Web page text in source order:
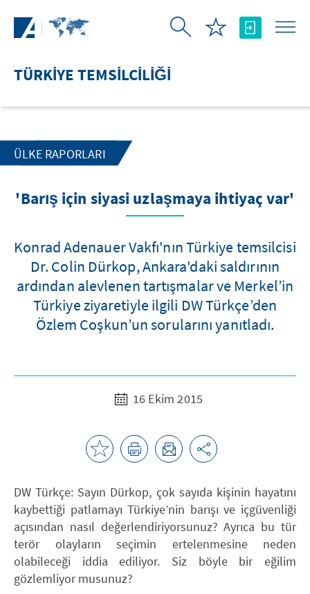
TÜRKIYE TEMSILCILIĞI
ÜLKE RAPORLARI
'Barış için siyasi uzlaşmaya ihtiyaç var'
Konrad Adenauer Vakfı'nın Türkiye temsilcisi
Dr. Colin Dürkop, Ankara'daki saldırının
ardından alevlenen tartışmalar ve Merkel’in
Türkiye ziyaretiyle ilgili DW Türkçe’den
Özlem Coşkun’un sorularını yanıtladı.
16 Ekim 2015
DW Türkçe: Sayın Dürkop, çok sayıda kişinin hayatını
kaybettiği patlamayı Türkiye’nin barışı ve içgüvenliği
açısından nasıl değerlendiriyorsunuz? Ayrıca bu tür
terör olayların seçimin ertelenmesine neden
olabileceği iddia ediliyor. Siz böyle bir eğilim
gözlemliyor musunuz?